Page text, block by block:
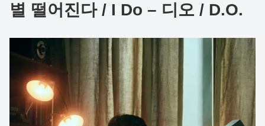
별 떨어진다 / I Do – 디오 / D.O.